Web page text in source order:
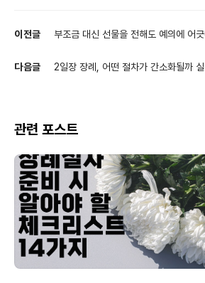
이전글 부조금 대신 선물을 전해도 예의에 어
다음글 2일장 장례, 어떤 절차가 간소화될까
관련 포스트